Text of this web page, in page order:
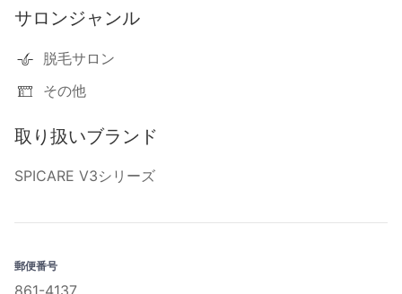
サロンジャンル
脱毛サロン
その他
取り扱いブランド
SPICARE V3シリーズ
郵便番号